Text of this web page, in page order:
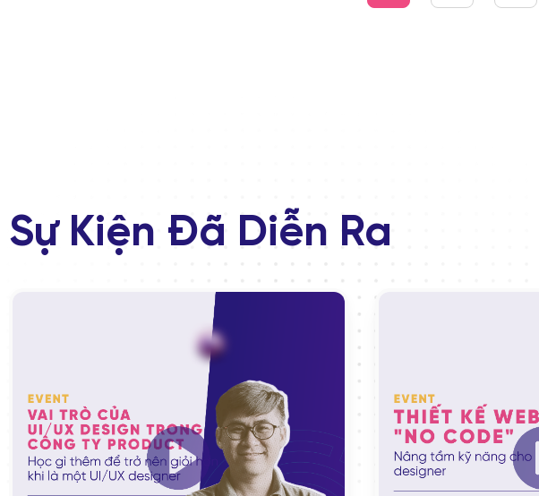
Sự Kiện Đã Diễn Ra